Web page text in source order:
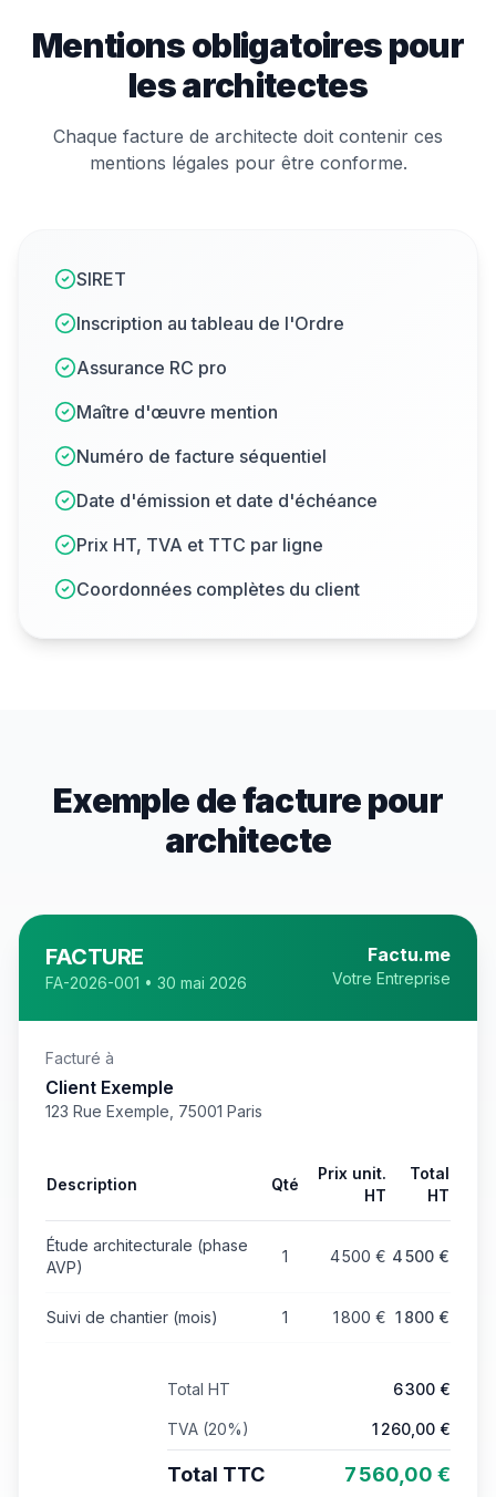
Mentions obligatoires pour
lesarchitectes
Chaque facture de architecte doit contenir ces
mentions légales pour être conforme.
SIRET
Inscription au tableau de l'Ordre
Assurance RC pro
Maître d'œuvre mention
Numéro de facture séquentiel
Date d'émission et date d'échéance
Prix HT, TVA et TTC par ligne
Coordonnées complètes du client
Exemple de facture pour
architecte
FACTURE
FA-2026-001 • 30 mai 2026
Factu.me
Votre Entreprise
Facturé à
Client Exemple
123 Rue Exemple, 75001 Paris
Description Qté
Prix unit.
HT
Total
HT
Étude architecturale (phase
AVP)
1 4 500 € 4 500 €
Suivi de chantier (mois) 1 1 800 € 1 800 €
Total HT 6 300 €
TVA (20%) 1 260,00 €
Total TTC 7 560,00 €